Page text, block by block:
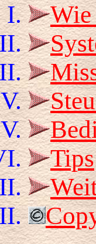
Tips